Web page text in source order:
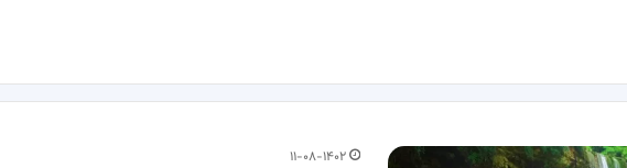
۱۱-۰۸-۱۴۰۲